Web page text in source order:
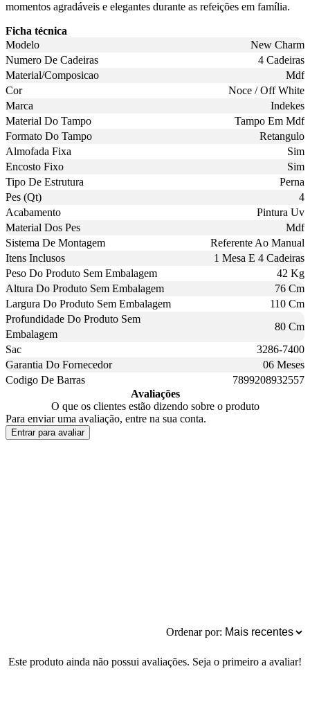
momentos agradáveis e elegantes durante as refeições em família.
Ficha técnica
Modelo
New Charm
Numero De Cadeiras
4 Cadeiras
Material/Composicao
Mdf
Cor
Noce / Off White
Marca
Indekes
Material Do Tampo
Tampo Em Mdf
Formato Do Tampo
Retangulo
Almofada Fixa
Sim
Encosto Fixo
Sim
Tipo De Estrutura
Perna
Pes (Qt)
4
Acabamento
Pintura Uv
Material Dos Pes
Mdf
Sistema De Montagem
Referente Ao Manual
Itens Inclusos
1 Mesa E 4 Cadeiras
Peso Do Produto Sem Embalagem
42 Kg
Altura Do Produto Sem Embalagem
76 Cm
Largura Do Produto Sem Embalagem
110 Cm
Profundidade Do Produto Sem
Embalagem
80 Cm
Sac
3286-7400
Garantia Do Fornecedor
06 Meses
Codigo De Barras
7899208932557
Avaliações
O que os clientes estão dizendo sobre o produto
Para enviar uma avaliação, entre na sua conta.
Entrar para avaliar
Ordenar por:
Este produto ainda não possui avaliações. Seja o primeiro a avaliar!